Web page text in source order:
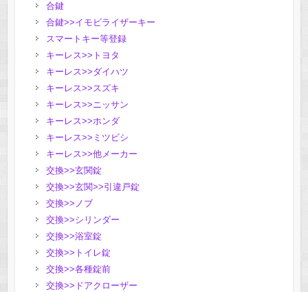
合鍵
合鍵>>イモビライザーキー
スマートキー等登録
キーレス>>トヨタ
キーレス>>ダイハツ
キーレス>>スズキ
キーレス>>ニッサン
キーレス>>ホンダ
キーレス>>ミツビシ
キーレス>>他メーカー
交換>>玄関錠
交換>>玄関>>引違戸錠
交換>>ノブ
交換>>シリンダー
交換>>浴室錠
交換>>トイレ錠
交換>>各種錠前
交換>>ドアクローザー